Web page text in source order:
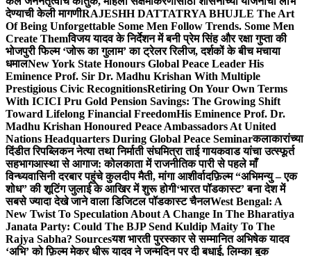
देण्याची केली मागणीRAJESHH DATTATRYA BHUJLE The Art
Of Being Unforgettable Some Men Follow Trends. Some Men
Create Themविजय यादव के निर्देशन में बनी प्रेम सिंह और रक्षा गुप्ता की
भोजपुरी फिल्म ‘जोरू का गुलाम’ का ट्रेलर रिलीज, दर्शकों के बीच मचाया
धमालNew York State Honours Global Peace Leader His
Eminence Prof. Sir Dr. Madhu Krishan With Multiple
Prestigious Civic RecognitionsRetiring On Your Own Terms
With ICICI Pru Gold Pension Savings: The Growing Shift
Toward Lifelong Financial FreedomHis Eminence Prof. Dr.
Madhu Krishan Honoured Peace Ambassadors At United
Nations Headquarters During Global Peace Seminarकलाकारांच्या
दिंडीत रिपब्लिकन नेत्या तथा निर्माती संघमित्रा ताई गायकवाड यांचा उत्स्फूर्त
सहभागआस्था से आगाज: कोलकाता में राजनीतिक पारी से पहले माँ
विन्ध्यवासिनी दरबार पहुंचे कुलदीप मैती, मांगा आशीर्वादफ़िल्म “अभिमन्यु – एक
शोध” की शूटिंग जुलाई के आखिर में शुरू होगी‘भारत पॉडकास्ट’ बना देश में
सबसे ज्यादा देखे जाने वाला डिजिटल पॉडकास्ट चैनलWest Bengal: A
New Twist To Speculation About A Change In The Bharatiya
Janata Party: Could The BJP Send Kuldip Maity To The
Rajya Sabha? Sourcesयश भारती पुरस्कार से सम्मानित अभिषेक यादव
‘अभि’ को फ़िल्म मेकर धीरू यादव ने जन्मदिन पर दी बधाई, लिम्का बुक